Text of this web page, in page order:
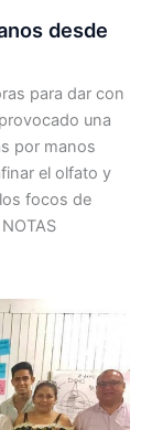
desde
para dar con
una
por manos
el olfato y
focos de